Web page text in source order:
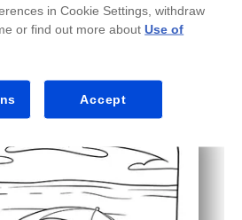
in Cookie Settings, withdraw
or find out more aboutUse of
Accept